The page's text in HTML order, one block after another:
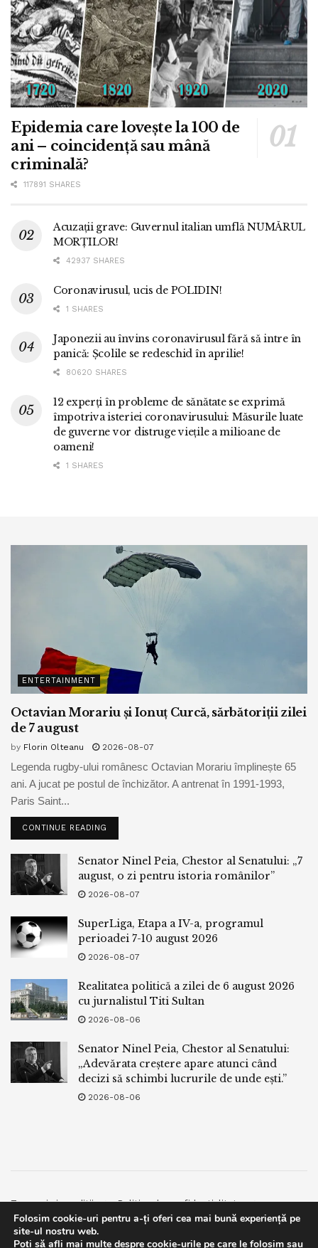
Epidemia care lovește la 100 de
ani – coincidență sau mână
criminală?
117891 SHARES
Acuzații grave: Guvernul italian umflă NUMĂRUL
MORȚILOR!
42937 SHARES
Coronavirusul, ucis de POLIDIN!
1 SHARES
Japonezii au învins coronavirusul fără să intre în
panică: Școlile se redeschid în aprilie!
80620 SHARES
12 experți în probleme de sănătate se exprimă
împotriva isteriei coronavirusului: Măsurile luate
de guverne vor distruge viețile a milioane de
oameni!
1 SHARES
ENTERTAINMENT
Octavian Morariu și Ionuț Curcă, sărbătoriții zilei
de 7 august
by Florin Olteanu 2026-08-07
Legenda rugby-ului românesc Octavian Morariu împlinește 65
ani. A jucat pe postul de închizător. A antrenat în 1991-1993,
Paris Saint...
CONTINUE READING
Senator Ninel Peia, Chestor al Senatului: „7
august, o zi pentru istoria românilor”
2026-08-07
SuperLiga, Etapa a IV-a, programul
perioadei 7-10 august 2026
2026-08-07
Realitatea politică a zilei de 6 august 2026
cu jurnalistul Titi Sultan
2026-08-06
Senator Ninel Peia, Chestor al Senatului:
„Adevărata creștere apare atunci când
decizi să schimbi lucrurile de unde ești.”
2026-08-06
Termeni si conditii
Politica de confidentialitate
Facebook
Contact
© 2019bpnews- Business & Politics Newsbpnews.
Folosim cookie-uri pentru a-ți oferi cea mai bună experiență pe
site-ul nostru web.
Poți să afli mai multe despre cookie-urile pe care le folosim sau